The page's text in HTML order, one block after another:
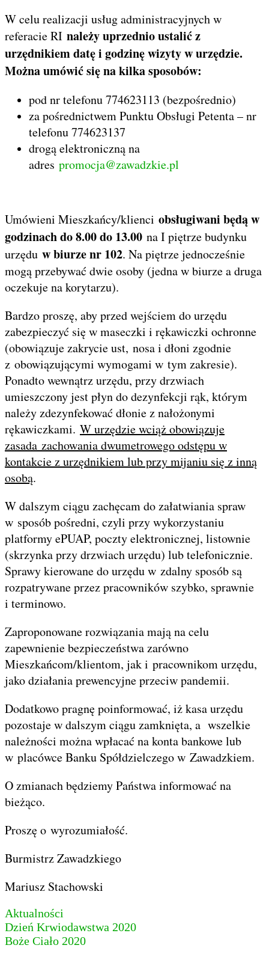
W celu realizacji usług administracyjnych w
referacie RI należy uprzednio ustalić z
urzędnikiem datę i godzinę wizyty w urzędzie.
Można umówić się na kilka sposobów:
pod nr telefonu 774623113 (bezpośrednio)
za pośrednictwem Punktu Obsługi Petenta – nr
telefonu 774623137
drogą elektroniczną na
adres promocja@zawadzkie.pl
Umówieni Mieszkańcy/klienci obsługiwani będą w
godzinach do 8.00 do 13.00 na I piętrze budynku
urzędu w biurze nr 102. Na piętrze jednocześnie
mogą przebywać dwie osoby (jedna w biurze a druga
oczekuje na korytarzu).
Bardzo proszę, aby przed wejściem do urzędu
zabezpieczyć się w maseczki i rękawiczki ochronne
(obowiązuje zakrycie ust, nosa i dłoni zgodnie
z obowiązującymi wymogami w tym zakresie).
Ponadto wewnątrz urzędu, przy drzwiach
umieszczony jest płyn do dezynfekcji rąk, którym
należy zdezynfekować dłonie z nałożonymi
rękawiczkami. W urzędzie wciąż obowiązuje
zasada zachowania dwumetrowego odstępu w
kontakcie z urzędnikiem lub przy mijaniu się z inną
osobą.
W dalszym ciągu zachęcam do załatwiania spraw
w sposób pośredni, czyli przy wykorzystaniu
platformy ePUAP, poczty elektronicznej, listownie
(skrzynka przy drzwiach urzędu) lub telefonicznie.
Sprawy kierowane do urzędu w zdalny sposób są
rozpatrywane przez pracowników szybko, sprawnie
i terminowo.
Zaproponowane rozwiązania mają na celu
zapewnienie bezpieczeństwa zarówno
Mieszkańcom/klientom, jak i pracownikom urzędu,
jako działania prewencyjne przeciw pandemii.
Dodatkowo pragnę poinformować, iż kasa urzędu
pozostaje w dalszym ciągu zamknięta, a wszelkie
należności można wpłacać na konta bankowe lub
w placówce Banku Spółdzielczego w Zawadzkiem.
O zmianach będziemy Państwa informować na
bieżąco.
Proszę o wyrozumiałość.
Burmistrz Zawadzkiego
Mariusz Stachowski
Aktualności
Nawigacja
wpisu
Dzień Krwiodawstwa 2020
Boże Ciało 2020